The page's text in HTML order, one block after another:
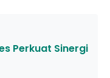
Perkuat Sinergi